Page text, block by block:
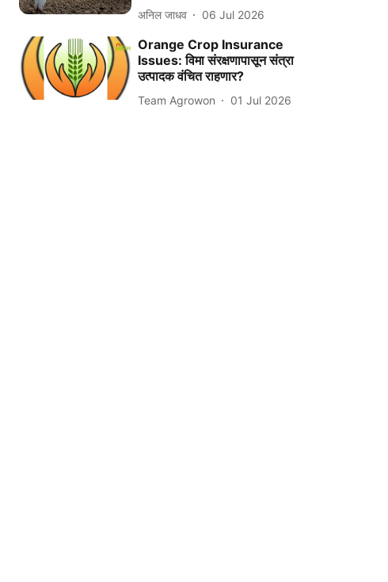
अनिल जाधव 06 Jul 2026
Orange Crop Insurance
Issues: विमा संरक्षणापासून संत्रा
उत्पादक वंचित राहणार?
Team Agrowon 01 Jul 2026